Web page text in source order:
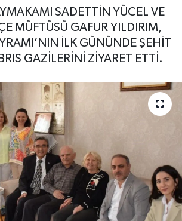
SADETTİN YÜCEL VE
MÜFTÜSÜ GAFUR YILDIRIM,
İLK GÜNÜNDE ŞEHİT
GAZİLERİNİ ZİYARET ETTİ.